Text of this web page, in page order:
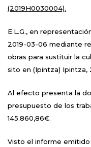
(2019H0030004).
E.L.G., en
2019-03-06 mediante
obras para sustituir la
sito en (Ipintza) Ipintza,
Al efecto presenta la
presupuesto de los
145.860,86€.
Visto el informe